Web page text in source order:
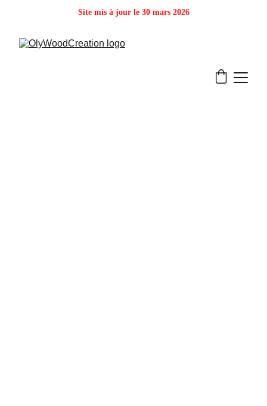
Site mis à jour le 30 mars 2026